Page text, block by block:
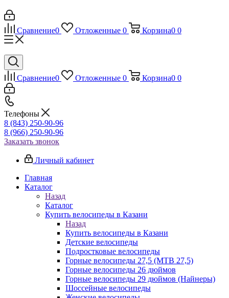
Сравнение0 Отложенные 0 Корзина0 0
Сравнение0 Отложенные 0 Корзина0 0
Телефоны
8 (843) 250-90-96
8 (966) 250-90-96
Заказать звонок
Личный кабинет
Главная
Каталог
Назад
Каталог
Купить велосипеды в Казани
Назад
Купить велосипеды в Казани
Детские велосипеды
Подростковые велосипеды
Горные велосипеды 27,5 (MTB 27,5)
Горные велосипеды 26 дюймов
Горные велосипеды 29 дюймов (Найнеры)
Шоссейные велосипеды